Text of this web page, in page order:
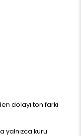
dolayı ton farkı
yalnızca kuru